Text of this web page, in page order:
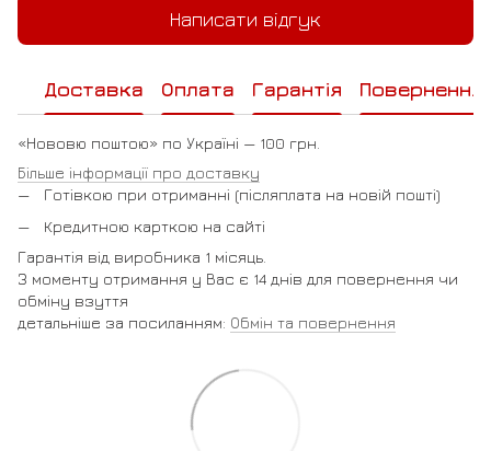
Написати відгук
Доставка Оплата Гарантія Повернення
«Нововю поштою» по Україні — 100 грн.
Більше інформації про доставку
Готівкою при отриманні (післяплата на новій пошті)
Кредитною карткою на сайті
Гарантія від виробника 1 місяць.
З моменту отримання у Вас є 14 днів для повернення чи
обміну взуття
детальніше за посиланням: Обмін та повернення